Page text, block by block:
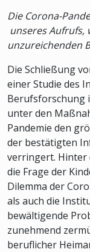
Die Corona-
unseres Aufrufs,
unzureichenden
Die Schließung
einer Studie des
Berufsforschung
unter den
Pandemie den
der bestätigten
verringert. Hinter
die Frage der
Dilemma der
als auch die
bewältigende
zunehmend
beruflicher